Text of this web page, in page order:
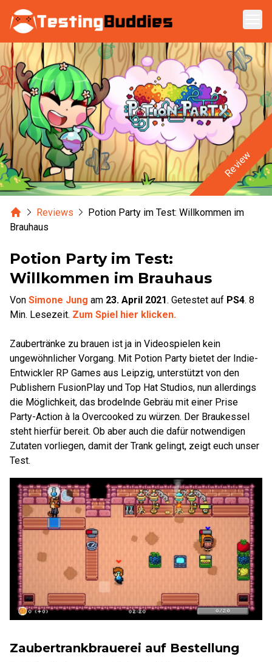
Zum Hauptinhalt springen
Review
HomeReviews
Potion Party im Test: Willkommen im
Brauhaus
Potion Party im Test:
Willkommen im Brauhaus
Von Simone Jung am 23. April 2021. Getestet auf PS4. 8
Min. Lesezeit. Zum Spiel hier klicken.
Zaubertränke zu brauen ist ja in Videospielen kein
ungewöhnlicher Vorgang. Mit Potion Party bietet der Indie-
Entwickler RP Games aus Leipzig, unterstützt von den
Publishern FusionPlay und Top Hat Studios, nun allerdings
die Möglichkeit, das brodelnde Gebräu mit einer Prise
Party-Action à la Overcooked zu würzen. Der Braukessel
steht hierfür bereit. Ob aber auch die dafür notwendigen
Zutaten vorliegen, damit der Trank gelingt, zeigt euch unser
Test.
Zaubertrankbrauerei auf Bestellung